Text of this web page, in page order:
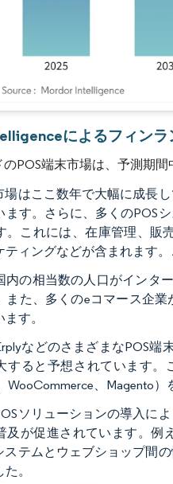
によるフィンラ
POS端末市場は、予測期間
場はここ数年で大幅に成長
ます。さらに、多くのPOS
。これには、在庫管理、販
ティングなどが含まれます
内の相当数の人口がインタ
また、多くのeコマース企
す。
などのさまざまなPOS端
すると予想されています。
WooCommerce、Magento
ソリューションの導入に
及が促進されています。例
ステムとウェブショップ間
。